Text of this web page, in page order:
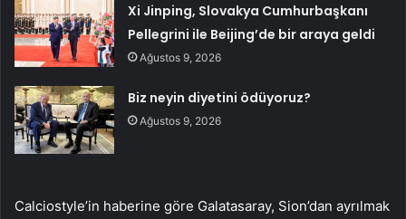
Xi Jinping, Slovakya Cumhurbaşkanı
Pellegrini ile Beijing’de bir araya geldi
Ağustos 9, 2026
Biz neyin diyetini ödüyoruz?
Ağustos 9, 2026
Calciostyle’in haberine göre Galatasaray, Sion’dan ayrılmak